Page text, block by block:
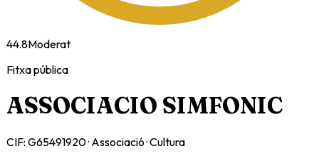
44.8Moderat
Fitxa pública
ASSOCIACIO SIMFONIC
CIF: G65491920· Associació·Cultura